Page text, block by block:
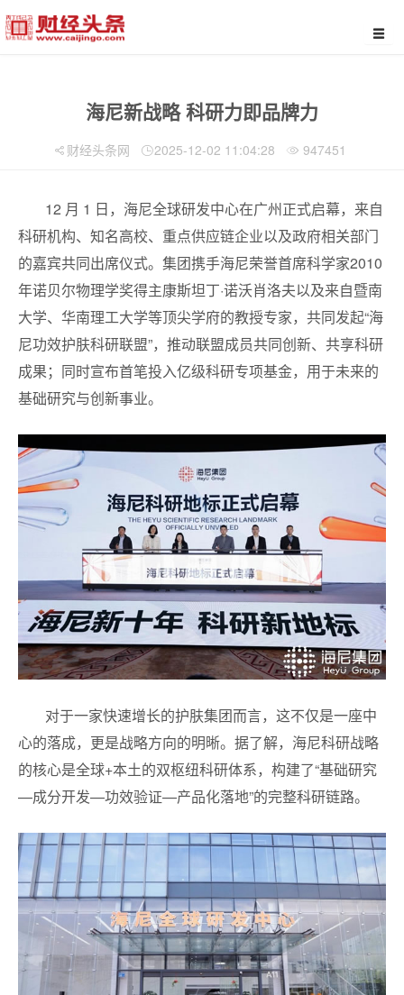
海尼新战略 科研力即品牌力
财经头条网 2025-12-02 11:04:28 947451
12 月 1 日，海尼全球研发中心在广州正式启幕，来自
科研机构、知名高校、重点供应链企业以及政府相关部门
的嘉宾共同出席仪式。集团携手海尼荣誉首席科学家2010
年诺贝尔物理学奖得主康斯坦丁·诺沃肖洛夫以及来自暨南
大学、华南理工大学等顶尖学府的教授专家，共同发起“海
尼功效护肤科研联盟”，推动联盟成员共同创新、共享科研
成果；同时宣布首笔投入亿级科研专项基金，用于未来的
基础研究与创新事业。
对于一家快速增长的护肤集团而言，这不仅是一座中
心的落成，更是战略方向的明晰。据了解，海尼科研战略
的核心是全球+本土的双枢纽科研体系，构建了“基础研究
—成分开发—功效验证—产品化落地”的完整科研链路。